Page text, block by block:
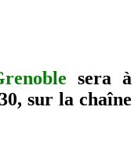
sera à
sur la chaîne